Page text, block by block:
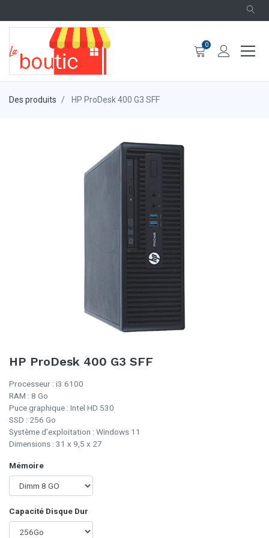
0
Des produits HP ProDesk 400 G3 SFF
HP ProDesk 400 G3 SFF
Processeur : i3 6100
RAM : 8 Go
Puce graphique : Intel HD 530
SSD : 256 Go
Système d’exploitation : Windows 11
Dimensions : 31 x 9,5 x 27
Mémoire
Capacité Disque Dur